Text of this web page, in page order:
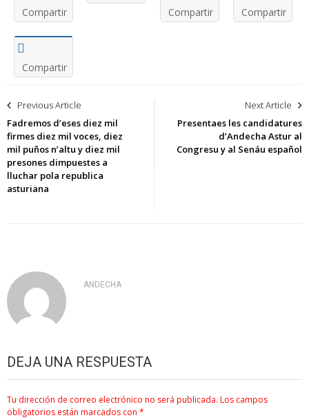
Compartir
Compartir
Compartir
Compartir
Navegación
de
entradas
Previous Article
Fadremos d’eses diez mil
firmes diez mil voces, diez
mil puños n’altu y diez mil
presones dimpuestes a
lluchar pola republica
asturiana
Next Article
Presentaes les candidatures
d’Andecha Astur al
Congresu y al Senáu español
ANDECHA
DEJA UNA RESPUESTA
Tu dirección de correo electrónico no será publicada. Los campos
obligatorios están marcados con *